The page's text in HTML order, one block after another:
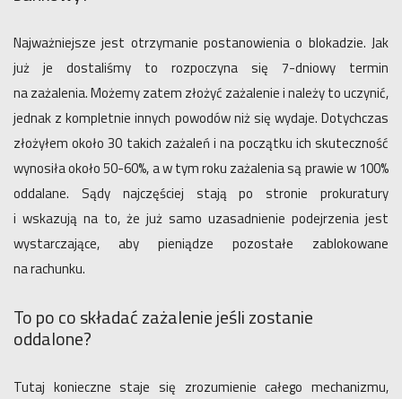
Najważniejsze jest otrzymanie postanowienia o blokadzie. Jak
już je dostaliśmy to rozpoczyna się 7-dniowy termin
na zażalenia. Możemy zatem złożyć zażalenie i należy to uczynić,
jednak z kompletnie innych powodów niż się wydaje. Dotychczas
złożyłem około 30 takich zażaleń i na początku ich skuteczność
wynosiła około 50-60%, a w tym roku zażalenia są prawie w 100%
oddalane. Sądy najczęściej stają po stronie prokuratury
i wskazują na to, że już samo uzasadnienie podejrzenia jest
wystarczające, aby pieniądze pozostałe zablokowane
na rachunku.
To po co składać zażalenie jeśli zostanie
oddalone?
Tutaj konieczne staje się zrozumienie całego mechanizmu,